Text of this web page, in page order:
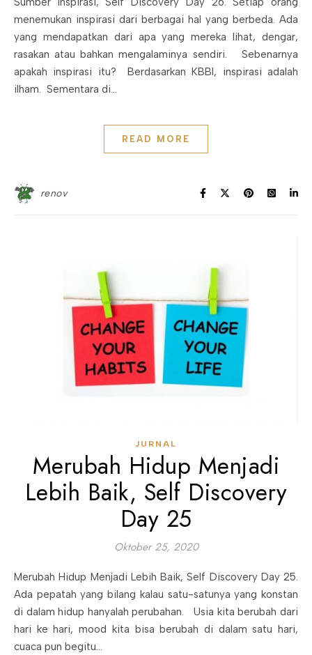
menemukan inspirasi dari berbagai hal yang berbeda. Ada
yang mendapatkan dari apa yang mereka lihat, dengar,
rasakan atau bahkan mengalaminya sendiri. Sebenarnya
apakah inspirasi itu? Berdasarkan KBBI, inspirasi adalah
ilham. Sementara di…
READ MORE
renov
JURNAL
Merubah Hidup Menjadi
Lebih Baik, Self Discovery
Day 25
Oktober 25, 2020
Merubah Hidup Menjadi Lebih Baik, Self Discovery Day 25.
Ada pepatah yang bilang kalau satu-satunya yang konstan
di dalam hidup hanyalah perubahan. Usia kita berubah dari
hari ke hari, mood kita bisa berubah di dalam satu hari,
cuaca pun begitu…